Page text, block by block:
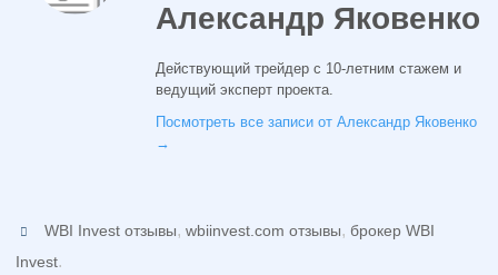
Александр Яковенко
Действующий трейдер с 10-летним стажем и
ведущий эксперт проекта.
Посмотреть все записи от Александр Яковенко
→
WBI Invest отзывы,wbiinvest.com отзывы,брокер WBI
Invest.